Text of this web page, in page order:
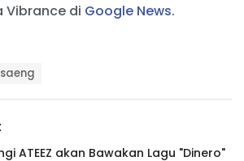
Vibrance di Google News.
ATEEZ akan Bawakan Lagu "Dinero"